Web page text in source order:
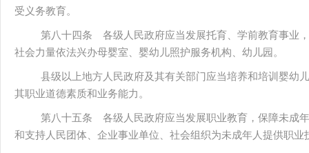
受义务教育。
第八十四条 各级人民政府应当发展托育、学前教育事业
社会力量依法兴办母婴室、婴幼儿照护服务机构、幼儿园。
县级以上地方人民政府及其有关部门应当培养和培训婴幼
其职业道德素质和业务能力。
第八十五条 各级人民政府应当发展职业教育，保障未成
和支持人民团体、企业事业单位、社会组织为未成年人提供职业